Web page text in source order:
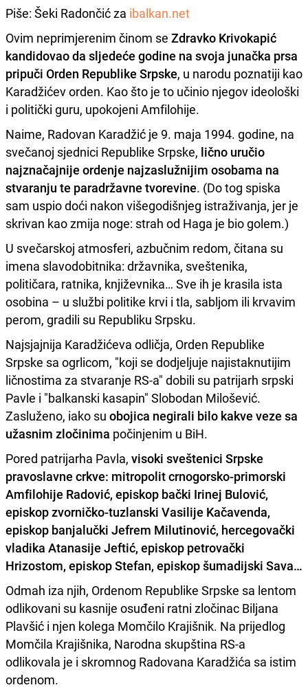
Piše: Šeki Radončić za ibalkan.net
Ovim neprimjerenim činom se Zdravko Krivokapić
kandidovao da sljedeće godine na svoja junačka prsa
pripuči Orden Republike Srpske, u narodu poznatiji kao
Karadžićev orden. Kao što je to učinio njegov ideološki
i politički guru, upokojeni Amfilohije.
Naime, Radovan Karadžić je 9. maja 1994. godine, na
svečanoj sjednici Republike Srpske, lično uručio
najznačajnije ordenje najzaslužnijim osobama na
stvaranju te paradržavne tvorevine. (Do tog spiska
sam uspio doći nakon višegodišnjeg istraživanja, jer je
skrivan kao zmija noge: strah od Haga je bio golem.)
U svečarskoj atmosferi, azbučnim redom, čitana su
imena slavodobitnika: državnika, sveštenika,
političara, ratnika, književnika… Sve ih je krasila ista
osobina – u službi politike krvi i tla, sabljom ili krvavim
perom, gradili su Republiku Srpsku.
Najsjajnija Karadžićeva odličja, Orden Republike
Srpske sa ogrlicom, "koji se dodjeljuje najistaknutijim
ličnostima za stvaranje RS-a" dobili su patrijarh srpski
Pavle i "balkanski kasapin" Slobodan Milošević.
Zasluženo, iako su obojica negirali bilo kakve veze sa
užasnim zločinima počinjenim u BiH.
Pored patrijarha Pavla, visoki sveštenici Srpske
pravoslavne crkve: mitropolit crnogorsko-primorski
Amfilohije Radović, episkop bački Irinej Bulović,
episkop zvorničko-tuzlanski Vasilije Kačavenda,
episkop banjalučki Jefrem Milutinović, hercegovački
vladika Atanasije Jeftić, episkop petrovački
Hrizostom, episkop Stefan, episkop šumadijski Sava…
Odmah iza njih, Ordenom Republike Srpske sa lentom
odlikovani su kasnije osuđeni ratni zločinac Biljana
Plavšić i njen kolega Momčilo Krajišnik. Na prijedlog
Momčila Krajišnika, Narodna skupština RS-a
odlikovala je i skromnog Radovana Karadžića sa istim
ordenom.